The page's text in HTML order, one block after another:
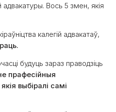
Вось 5 змен, якія
калегій адвакатаў,
будуць зараз праводзіць
прафесійныя
выбіралі самі